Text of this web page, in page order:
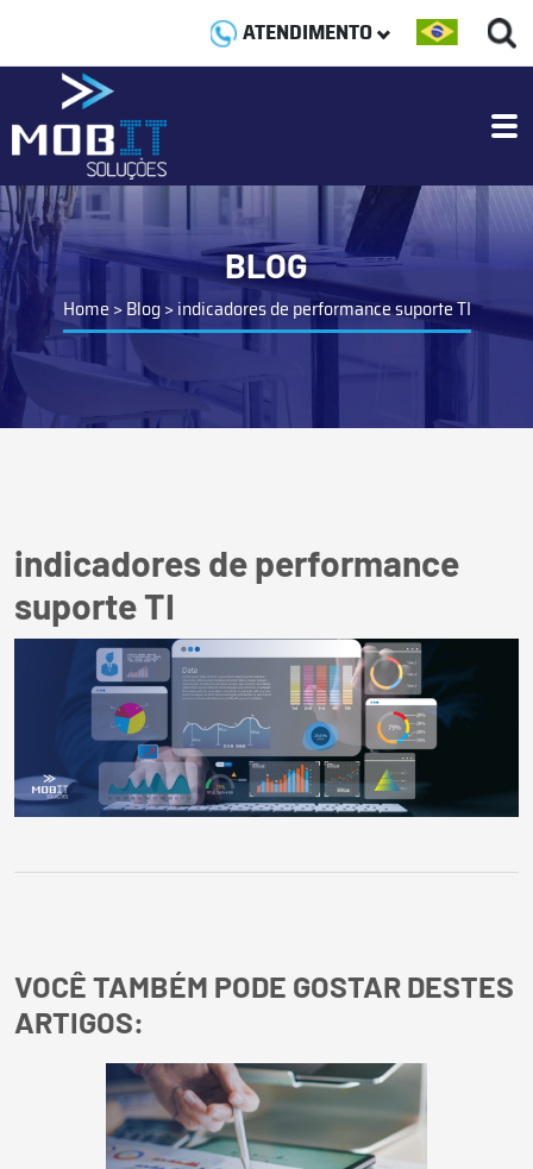
ATENDIMENTO
BLOG
Home > Blog> indicadores de performance suporte TI
indicadores de performance
suporte TI
VOCÊ TAMBÉM PODE GOSTAR DESTES
ARTIGOS: